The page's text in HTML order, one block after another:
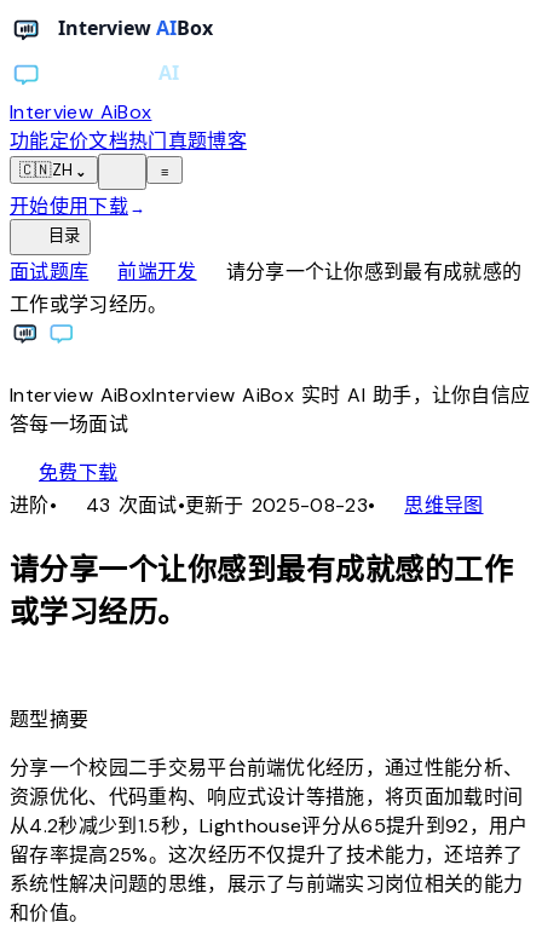
Interview AiBox
功能定价文档热门真题博客
🇨🇳ZH ⌄ ≡
开始使用下载→
目录
面试题库chevron_right前端开发chevron_right
请分享一个让你感到最有成就感的
工作或学习经历。
Interview AiBoxInterviewAiBox实时 AI 助手，让你自信应
答每一场面试
免费下载
进阶• 43 次面试•更新于 2025-08-23• account_tree思维导图
请分享一个让你感到最有成就感的工作
或学习经历。
题型摘要
分享一个校园二手交易平台前端优化经历，通过性能分析、
资源优化、代码重构、响应式设计等措施，将页面加载时间
从4.2秒减少到1.5秒，Lighthouse评分从65提升到92，用户
留存率提高25%。这次经历不仅提升了技术能力，还培养了
系统性解决问题的思维，展示了与前端实习岗位相关的能力
和价值。